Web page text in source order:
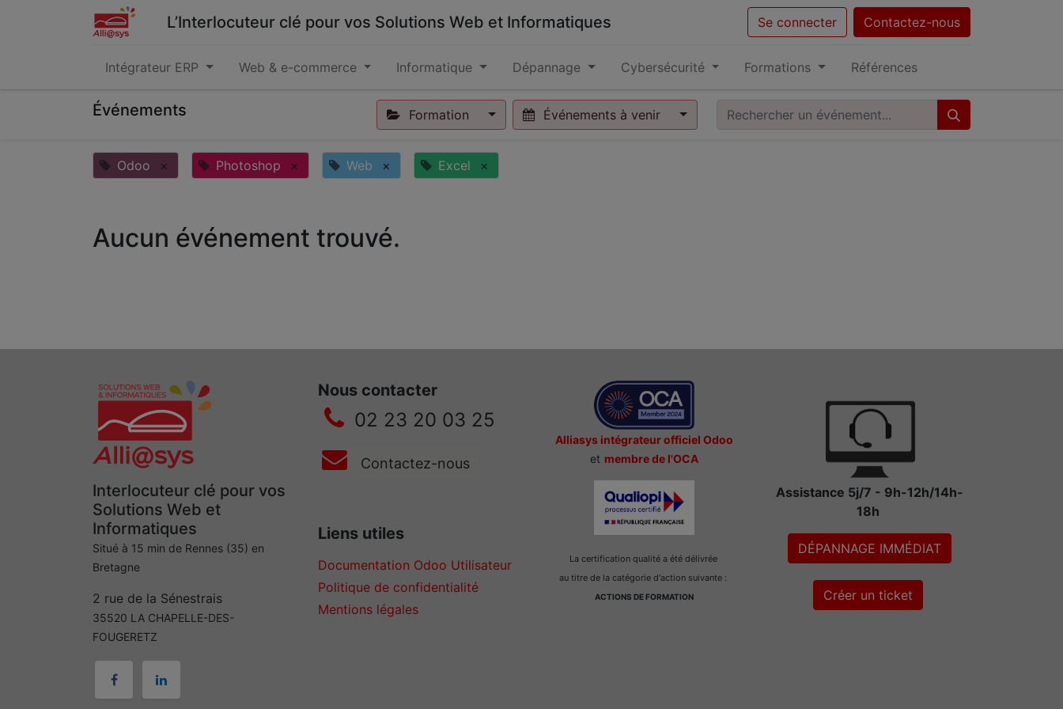
L’Interlocuteur clé pour vos Solutions Web et Informatiques Se connecter Contactez-nous
Intégrateur ERP Web & e-commerce Informatique Dépannage Cybersécurité Formations Références
Événements Formation Événements à venir
Odoo × Photoshop × Web × Excel ×
Aucun événement trouvé.
Interlocuteur clé pour vos
Solutions Web et
Informatiques
Situé à 15 min de Rennes (35) en
Bretagne
2 rue de la Sénestrais
35520 LA CHAPELLE-DES-
FOUGERETZ
Nous contacter
02 23 20 03 25
Contactez-nous
Liens utiles
Documentation Odoo Utilisateur
Politique de confidentialité
Mentions légales
Alliasys intégrateur officiel Odoo
et membre de l'OCA
La certification qualité a été délivrée
au titre de la catégorie d'action suivante :
ACTIONS DE FORMATION
Assistance 5j/7 - 9h-12h/14h-
18h
DÉPANNAGE IMMÉDIAT
Créer un ticket